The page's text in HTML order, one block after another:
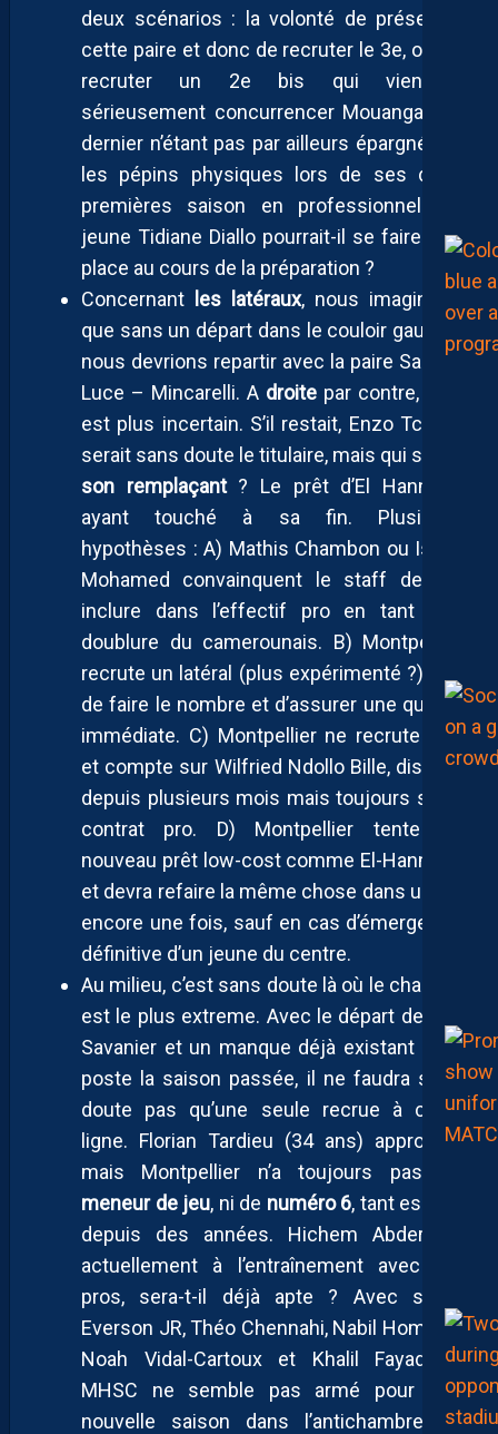
deux scénarios : la volonté de préserver
cette paire et donc de recruter le 3e, ou de
recruter un 2e bis qui viendrait
sérieusement concurrencer Mouanga. Ce
dernier n’étant pas par ailleurs épargné par
les pépins physiques lors de ses deux
premières saison en professionnel. Le
jeune Tidiane Diallo pourrait-il se faire une
place au cours de la préparation ?
Concernant les latéraux, nous imaginons
que sans un départ dans le couloir gauche,
nous devrions repartir avec la paire Sainte-
Luce – Mincarelli. A droite par contre, tout
est plus incertain. S’il restait, Enzo Tchato
serait sans doute le titulaire, mais qui serait
son remplaçant? Le prêt d’El Hannach
ayant touché à sa fin. Plusieurs
hypothèses : A) Mathis Chambon ou Isyak
Mohamed convainquent le staff de les
inclure dans l’effectif pro en tant que
doublure du camerounais. B) Montpellier
recrute un latéral (plus expérimenté ?) afin
de faire le nombre et d’assurer une qualité
immédiate. C) Montpellier ne recrute pas
et compte sur Wilfried Ndollo Bille, disparu
depuis plusieurs mois mais toujours sous
contrat pro. D) Montpellier tente un
nouveau prêt low-cost comme El-Hannach
et devra refaire la même chose dans un an,
encore une fois, sauf en cas d’émergence
définitive d’un jeune du centre.
Au milieu, c’est sans doute là où le chantier
est le plus extreme. Avec le départ de Téji
Savanier et un manque déjà existant à ce
poste la saison passée, il ne faudra sans
doute pas qu’une seule recrue à cette
ligne. Florian Tardieu (34 ans) approche,
mais Montpellier n’a toujours pas de
meneur de jeu, ni de numéro 6, tant espéré
depuis des années. Hichem Abderrebi,
actuellement à l’entraînement avec les
pros, sera-t-il déjà apte ? Avec seuls
Everson JR, Théo Chennahi, Nabil Homssa,
Noah Vidal-Cartoux et Khalil Fayad, le
MHSC ne semble pas armé pour une
nouvelle saison dans l’antichambre du